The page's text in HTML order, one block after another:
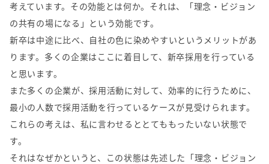
考えています。その効能とは何か。それは、「理念・ビジョン
の共有の場になる」という効能です。
新卒は中途に比べ、自社の色に染めやすいというメリットがあ
ります。多くの企業はここに着目して、新卒採用を行っている
と思います。
また多くの企業が、採用活動に対して、効率的に行うために、
最小の人数で採用活動を行っているケースが見受けられます。
これらの考えは、私に言わせるととてももったいない状態で
す。
それはなぜかというと、この状態は先述した「理念・ビジョン